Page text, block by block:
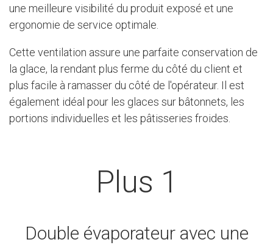
une meilleure visibilité du produit exposé et une
ergonomie de service optimale.
Cette ventilation assure une parfaite conservation de
la glace, la rendant plus ferme du côté du client et
plus facile à ramasser du côté de l'opérateur. Il est
également idéal pour les glaces sur bâtonnets, les
portions individuelles et les pâtisseries froides.
Plus 1
Double évaporateur avec une